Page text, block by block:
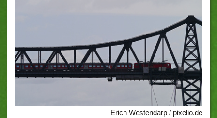
Erich Westendarp / pixelio.de